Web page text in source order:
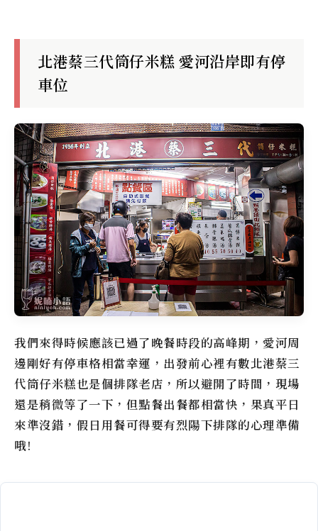
北港蔡三代筒仔米糕 愛河沿岸即有停
車位
我們來得時候應該已過了晚餐時段的高峰期，愛河周
邊剛好有停車格相當幸運，出發前心裡有數北港蔡三
代筒仔米糕也是個排隊老店，所以避開了時間，現場
還是稍微等了一下，但點餐出餐都相當快，果真平日
來準沒錯，假日用餐可得要有烈陽下排隊的心理準備
哦!